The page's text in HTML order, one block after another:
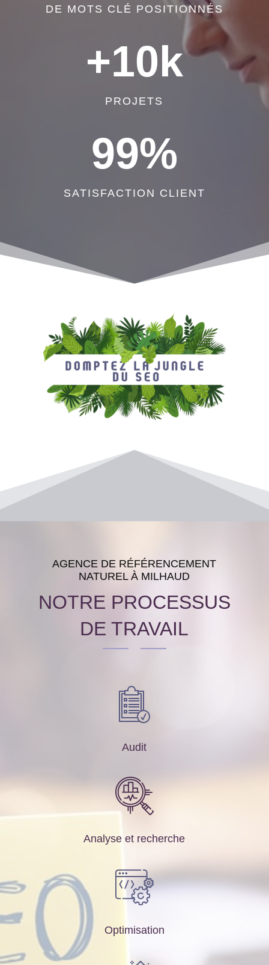
DE MOTS CLÉ POSITIONNÉS
+10k
PROJETS
99%
SATISFACTION CLIENT
AGENCE DE RÉFÉRENCEMENT
NATUREL À MILHAUD
NOTRE PROCESSUS
DE TRAVAIL
Audit
Analyse et recherche
Optimisation